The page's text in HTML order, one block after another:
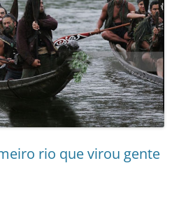
rio que virou gente